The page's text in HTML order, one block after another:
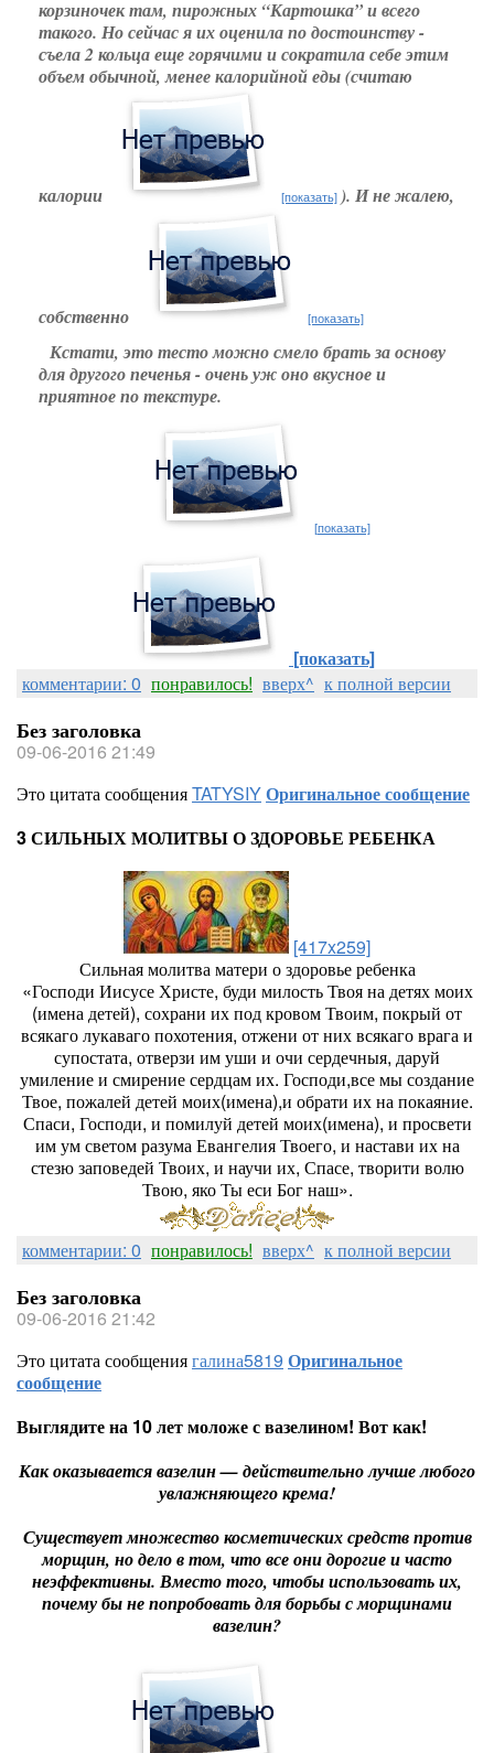
корзиночек там, пирожных “Картошка” и всего
такого. Но сейчас я их оценила по достоинству -
съела 2 кольца еще горячими и сократила себе этим
объем обычной, менее калорийной еды (считаю
калории [показать] ). И не жалею,
собственно [показать]
Кстати, это тесто можно смело брать за основу
для другого печенья - очень уж оно вкусное и
приятное по текстуре.
[показать]
[показать]
комментарии: 0 понравилось! вверх^ к полной версии
Без заголовка
09-06-2016 21:49
Это цитата сообщенияTATYSIYОригинальное сообщение
3 СИЛЬНЫХ МОЛИТВЫ О ЗДОРОВЬЕ РЕБЕНКА
[417x259]
Сильная молитва матери о здоровье ребенка
«Господи Иисусе Христе, буди милость Твоя на детях моих
(имена детей), сохрани их под кровом Твоим, покрый от
всякаго лукаваго похотения, отжени от них всякаго врага и
супостата, отверзи им уши и очи сердечныя, даруй
умиление и смирение сердцам их. Господи,все мы создание
Твое, пожалей детей моих(имена),и обрати их на покаяние.
Спаси, Господи, и помилуй детей моих(имена), и просвети
им ум светом разума Евангелия Твоего, и настави их на
стезю заповедей Твоих, и научи их, Спасе, творити волю
Твою, яко Ты еси Бог наш».
комментарии: 0 понравилось! вверх^ к полной версии
Без заголовка
09-06-2016 21:42
Это цитата сообщениягалина5819 Оригинальное
сообщение
Выглядите на 10 лет моложе с вазелином! Вот как!
Как оказывается вазелин — действительно лучше любого
увлажняющего крема!
Существует множество косметических средств против
морщин, но дело в том, что все они дорогие и часто
неэффективны. Вместо того, чтобы использовать их,
почему бы не попробовать для борьбы с морщинами
вазелин?